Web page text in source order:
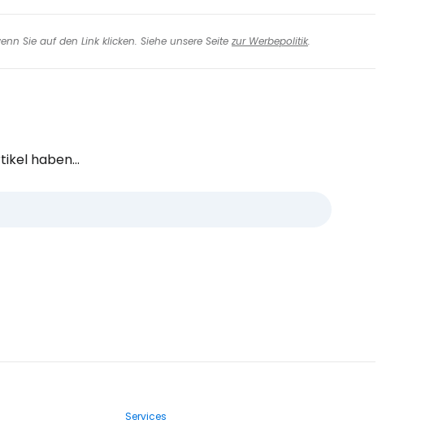
Sie auf den Link klicken. Siehe unsere Seite zur Werbepolitik.
haben...
Services